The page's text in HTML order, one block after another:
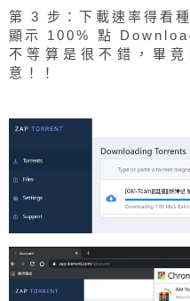
第 3 步：下載速率得看
顯示 100% 點
不等算是很不錯，畢
意！！